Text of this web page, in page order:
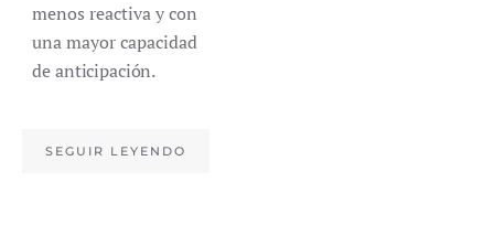
menos reactiva y con
una mayor capacidad
deanticipación.
SEGUIR LEYENDO